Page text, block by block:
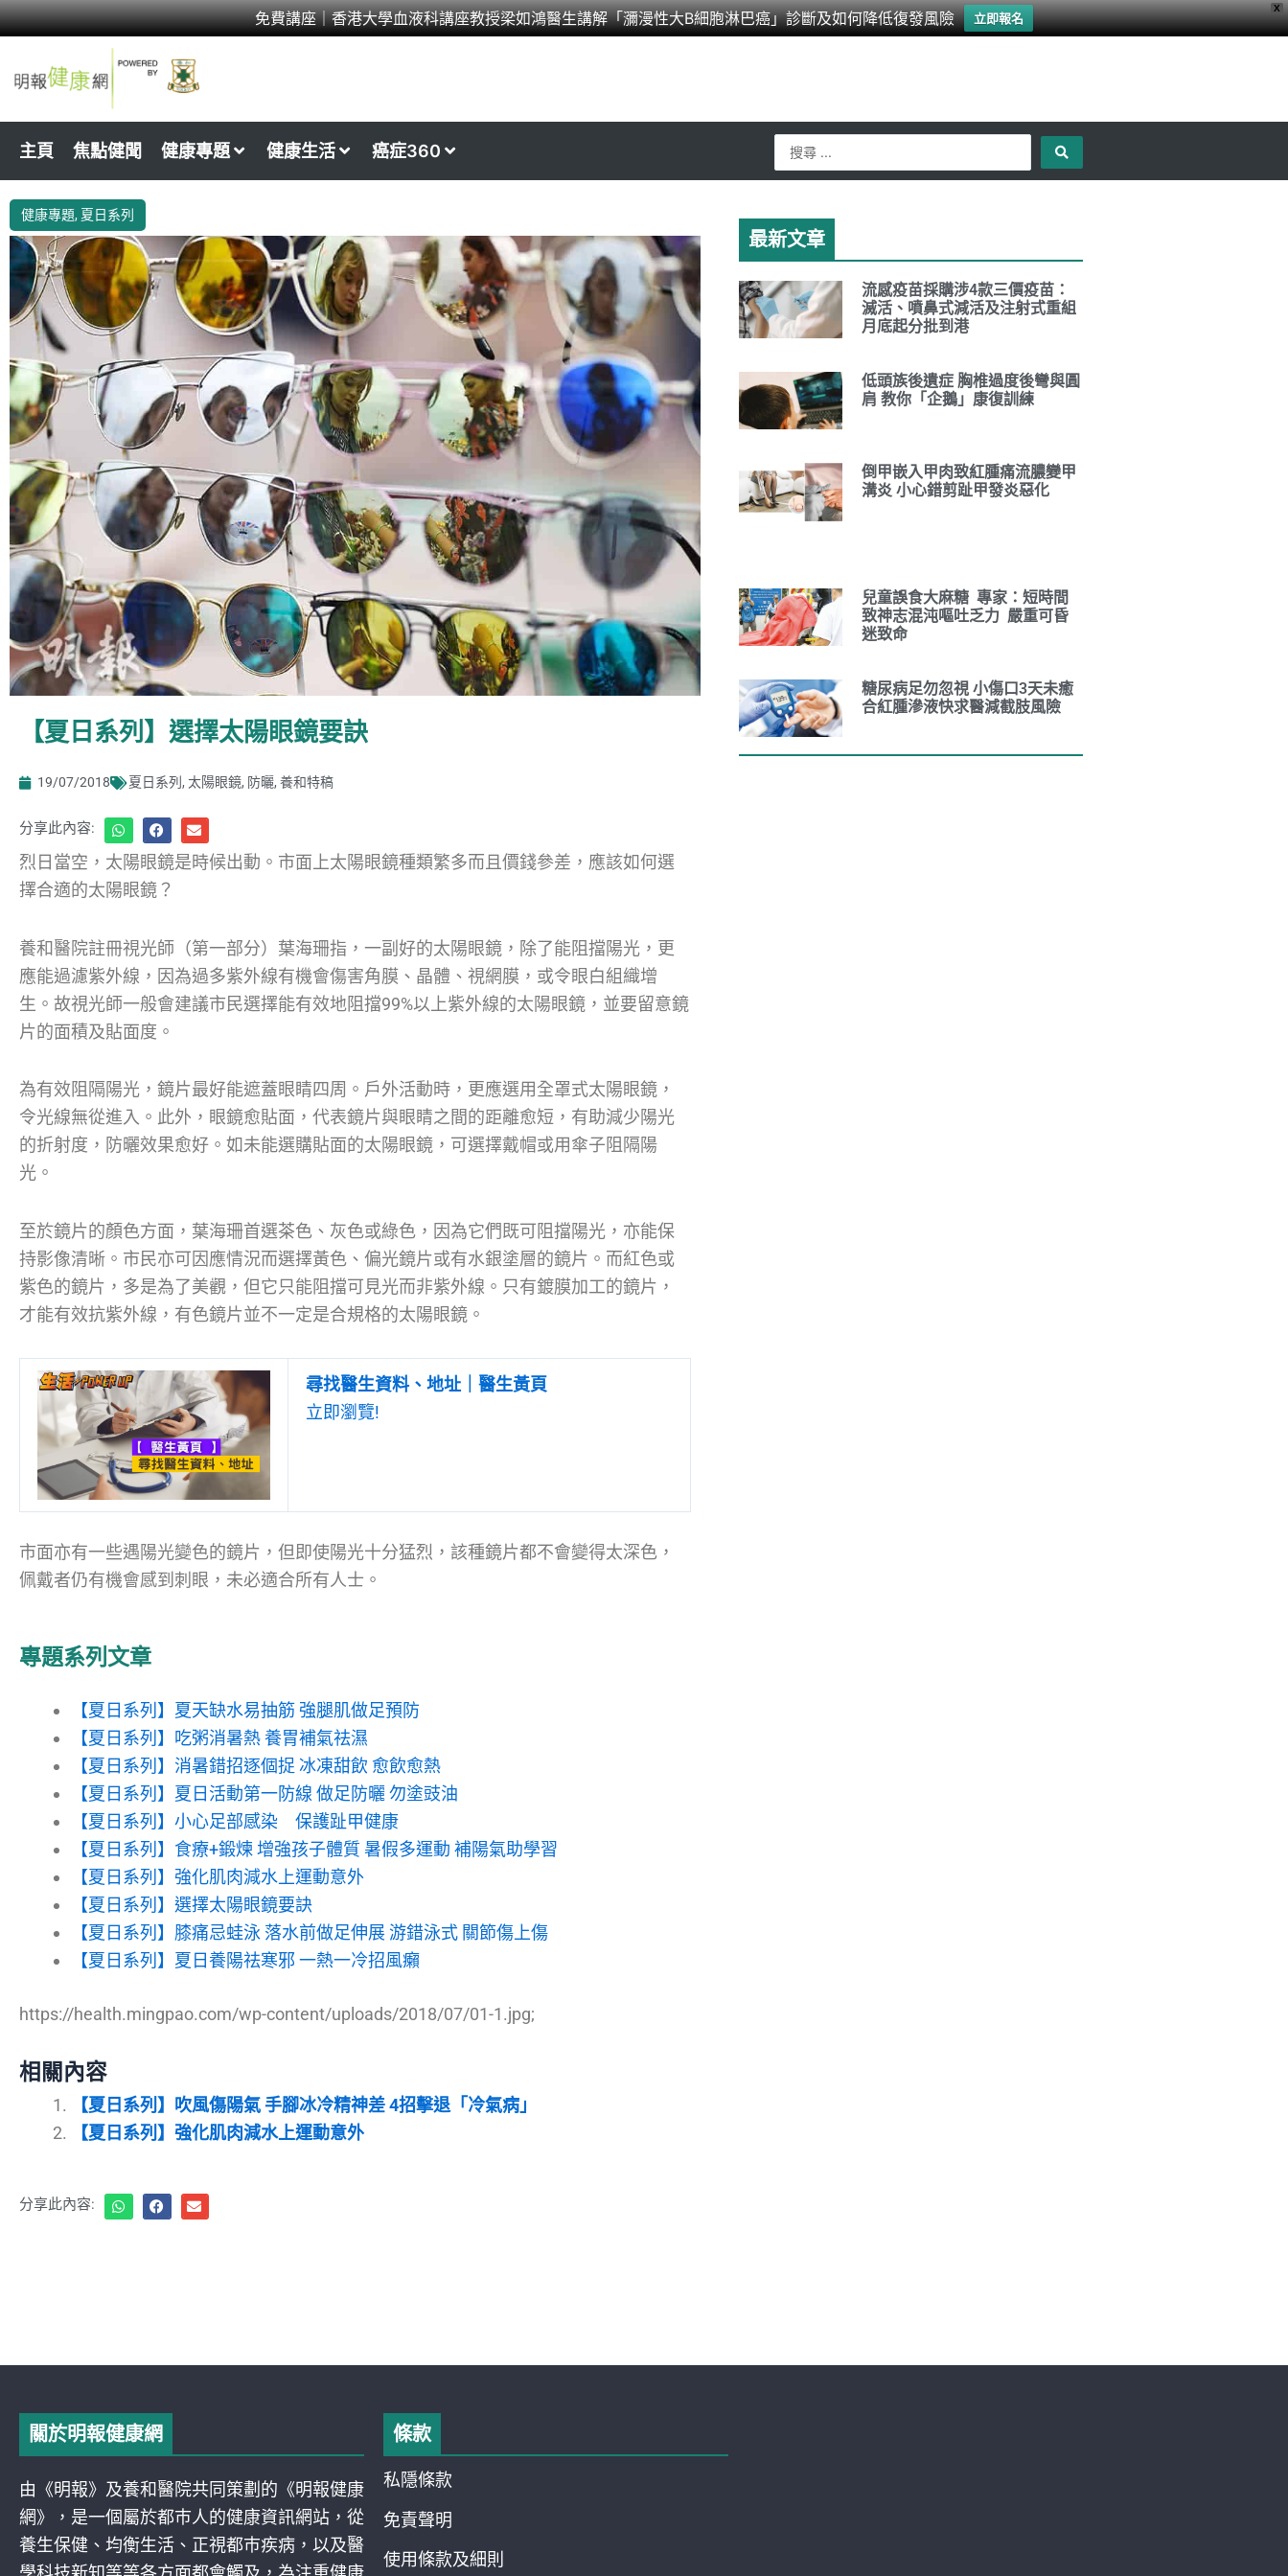
X
免費講座｜香港大學血液科講座教授梁如鴻醫生講解「瀰漫性大B細胞淋巴癌」診斷及如何降低復發風險 立即報名
Skip
to
content
主頁 焦點健聞 健康專題 健康生活 癌症360
Search
...
健康專題, 夏日系列
【夏日系列】選擇太陽眼鏡要訣
19/07/2018 夏日系列 , 太陽眼鏡, 防曬, 養和特稿
分享此內容:
烈日當空，太陽眼鏡是時候出動。市面上太陽眼鏡種類繁多而且價錢參差，應該如何選
擇合適的太陽眼鏡？
養和醫院註冊視光師（第一部分）葉海珊指，一副好的太陽眼鏡，除了能阻擋陽光，更
應能過濾紫外線，因為過多紫外線有機會傷害角膜、晶體、視網膜，或令眼白組織增
生。故視光師一般會建議市民選擇能有效地阻擋99%以上紫外線的太陽眼鏡，並要留意鏡
片的面積及貼面度。
為有效阻隔陽光，鏡片最好能遮蓋眼睛四周。戶外活動時，更應選用全罩式太陽眼鏡，
令光線無從進入。此外，眼鏡愈貼面，代表鏡片與眼睛之間的距離愈短，有助減少陽光
的折射度，防曬效果愈好。如未能選購貼面的太陽眼鏡，可選擇戴帽或用傘子阻隔陽
光。
至於鏡片的顏色方面，葉海珊首選茶色、灰色或綠色，因為它們既可阻擋陽光，亦能保
持影像清晰。市民亦可因應情況而選擇黃色、偏光鏡片或有水銀塗層的鏡片。而紅色或
紫色的鏡片，多是為了美觀，但它只能阻擋可見光而非紫外線。只有鍍膜加工的鏡片，
才能有效抗紫外線，有色鏡片並不一定是合規格的太陽眼鏡。
尋找醫生資料、地址｜醫生黃頁
立即瀏覽!
市面亦有一些遇陽光變色的鏡片，但即使陽光十分猛烈，該種鏡片都不會變得太深色，
佩戴者仍有機會感到刺眼，未必適合所有人士。
專題系列文章
【夏日系列】夏天缺水易抽筋 強腿肌做足預防
【夏日系列】吃粥消暑熱 養胃補氣祛濕
【夏日系列】消暑錯招逐個捉 冰凍甜飲 愈飲愈熱
【夏日系列】夏日活動第一防線 做足防曬 勿塗豉油
【夏日系列】小心足部感染 保護趾甲健康
【夏日系列】食療+鍛煉 增強孩子體質 暑假多運動 補陽氣助學習
【夏日系列】強化肌肉減水上運動意外
【夏日系列】選擇太陽眼鏡要訣
【夏日系列】膝痛忌蛙泳 落水前做足伸展 游錯泳式 關節傷上傷
【夏日系列】夏日養陽祛寒邪 一熱一冷招風癩
https://health.mingpao.com/wp-content/uploads/2018/07/01-1.jpg;
相關內容
【夏日系列】吹風傷陽氣 手腳冰冷精神差 4招擊退「冷氣病」
【夏日系列】強化肌肉減水上運動意外
分享此內容:
最新文章
流感疫苗採購涉4款三價疫苗：
滅活、噴鼻式減活及注射式重組
月底起分批到港
低頭族後遺症 胸椎過度後彎與圓
肩 教你「企鵝」康復訓練
倒甲嵌入甲肉致紅腫痛流膿變甲
溝炎 小心錯剪趾甲發炎惡化
兒童誤食大麻糖 專家：短時間
致神志混沌嘔吐乏力 嚴重可昏
迷致命
糖尿病足勿忽視 小傷口3天未癒
合紅腫滲液快求醫減截肢風險
關於明報健康網
由《明報》及養和醫院共同策劃的《明報健康
網》，是一個屬於都巿人的健康資訊網站，從
養生保健、均衡生活、正視都巿疾病，以及醫
條款
私隱條款
免責聲明
使用條款及細則